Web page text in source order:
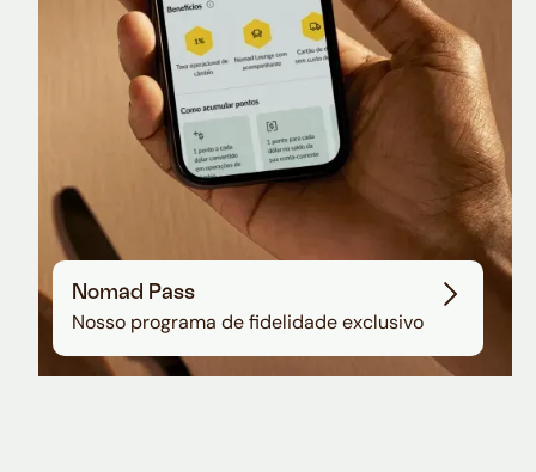
Nomad Pass
Nosso programa de fidelidade exclusivo